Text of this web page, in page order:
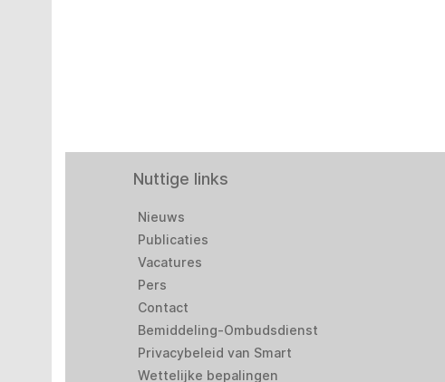
Nuttige links
Nieuws
Publicaties
Vacatures
Pers
Contact
Bemiddeling-Ombudsdienst
Privacybeleid van Smart
Wettelijke bepalingen